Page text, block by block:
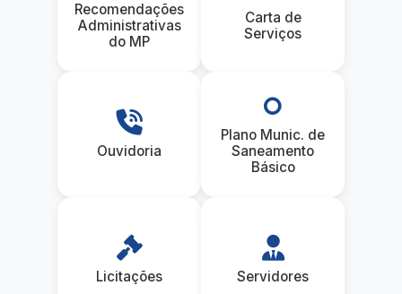
Recomendações
Administrativas
do MP
Carta de
Serviços
Ouvidoria
Plano Munic. de
Saneamento
Básico
Licitações Servidores